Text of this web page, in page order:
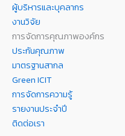
ผู้บริหารและบุคลากร
งานวิจัย
การจัดการคุณภาพองค์กร
ประกันคุณภาพ
มาตรฐานสากล
Green ICIT
การจัดการความรู้
รายงานประจำปี
ติดต่อเรา